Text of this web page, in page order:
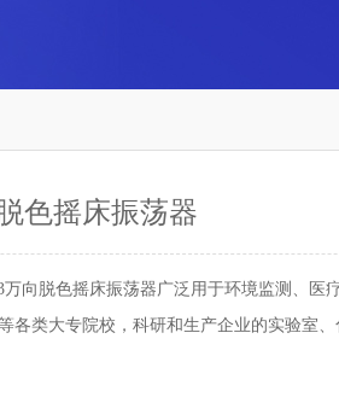
色摇床振荡器
万向脱色摇床振荡器广泛用于环境监测、医
各类大专院校，科研和生产企业的实验室